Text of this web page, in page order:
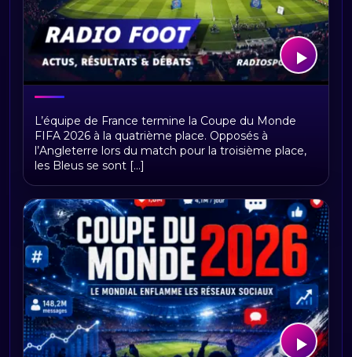
France – Angleterre : les Bleus
terminent quatrièmes de la Coupe du
Monde 2026
L’équipe de France termine la Coupe du Monde
FIFA 2026 à la quatrième place. Opposés à
l’Angleterre lors du match pour la troisième place,
les Bleus se sont [...]